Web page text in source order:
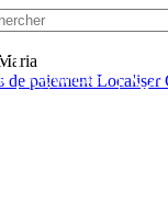
Webcams
de paiement Localiser